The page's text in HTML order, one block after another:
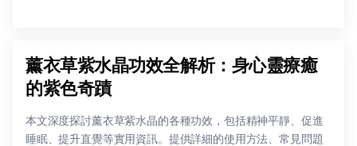
薰衣草紫水晶功效全解析：身心靈療癒
的紫色奇蹟
本文深度探討薰衣草紫水晶的各種功效，包括精神平靜、促進
睡眠、提升直覺等實用資訊。提供詳細的使用方法、常見問題